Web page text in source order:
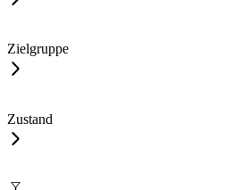
Zielgruppe
Zustand